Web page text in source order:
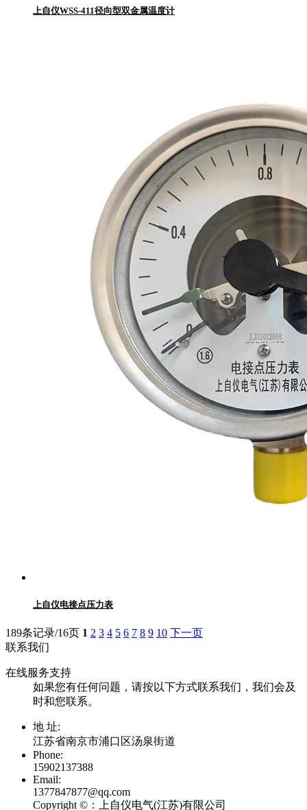
上自仪WSS-411径向型双金属温度计
上自仪电接点压力表
189条记录/16页 1 2 3 4 5 6 7 8 9 10 下一页
联系我们
在线服务支持
如果您有任何问题，请按以下方式联系我们，我们会及
时和您联系。
地 址:
江苏省南京市浦口区汤泉街道
Phone:
15902137388
Email:
1377847877@qq.com
Copyright ©：
上自仪电气(江苏)有限公司